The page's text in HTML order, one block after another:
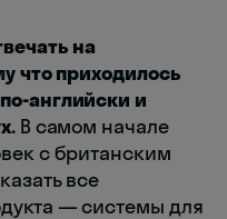
на
что приходилось
английски и
В самом начале
с британским
все
— системы для